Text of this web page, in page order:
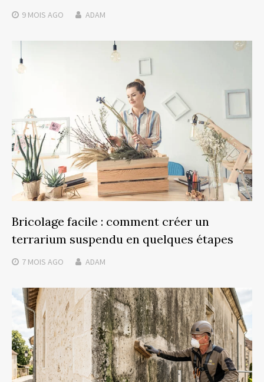
9 MOIS AGO ADAM
Bricolage facile : comment créer un
terrarium suspendu en quelques étapes
7 MOIS AGO ADAM